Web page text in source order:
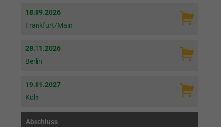
18.09.2026
Frankfurt/Main
28.11.2026
Berlin
19.01.2027
Köln
Abschluss